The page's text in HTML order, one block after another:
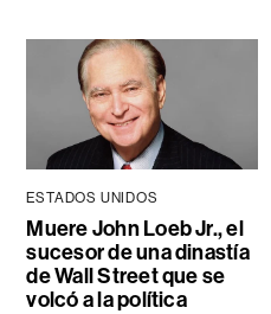
ESTADOS UNIDOS
Muere John Loeb Jr., el
sucesor de una dinastía
de Wall Street que se
volcó a la política